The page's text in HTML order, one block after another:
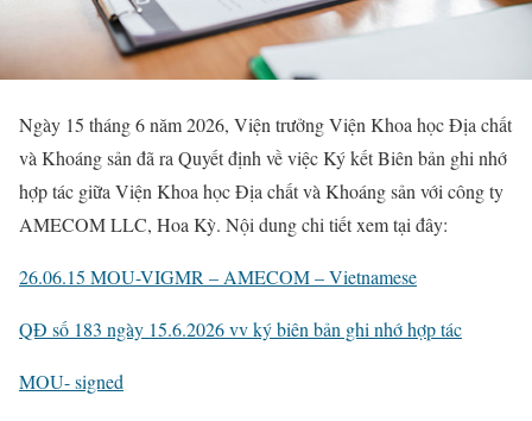
Ngày 15 tháng 6 năm 2026, Viện trưởng Viện Khoa học Địa chất
và Khoáng sản đã ra Quyết định về việc Ký kết Biên bản ghi nhớ
hợp tác giữa Viện Khoa học Địa chất và Khoáng sản với công ty
AMECOM LLC, Hoa Kỳ. Nội dung chi tiết xem tại đây:
26.06.15 MOU-VIGMR – AMECOM – Vietnamese
QĐ số 183 ngày 15.6.2026 vv ký biên bản ghi nhớ hợp tác
MOU- signed